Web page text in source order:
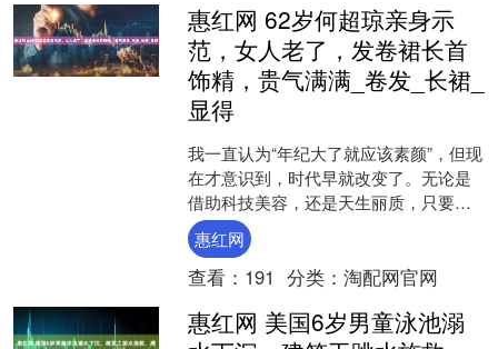
惠红网 62岁何超琼亲身示
范，女人老了，发卷裙长首
饰精，贵气满满_卷发_长裙_
显得
我一直认为“年纪大了就应该素颜”，但现
在才意识到，时代早就改变了。无论是
借助科技美容，还是天生丽质，只要你
保持一颗年轻的心，就能让自己的魅力
长久保持。看何超琼就....
惠红网
查看： 191 分类： 淘配网官网
惠红网 美国6岁男童泳池溺